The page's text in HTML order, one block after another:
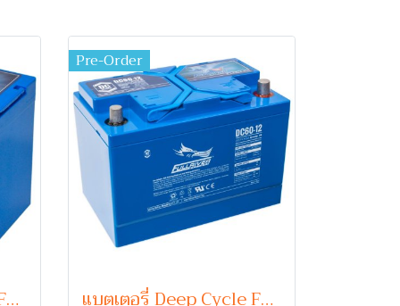
แบตเตอรี่ Deep Cycle Fullriver DC85-12 (12V 85Ah) (Absorbent Glass Mat Type)
Pre-Order
แบตเตอรี่ Deep Cycle Fullriver DC60-12 (12V 60Ah) (Absorbent Glass Mat Type)